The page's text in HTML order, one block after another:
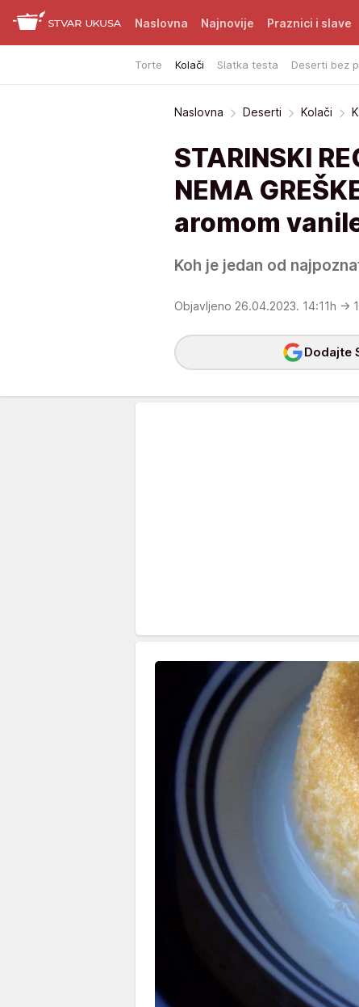
Naslovna Najnovije Praznici i slave
Torte Kolači Slatka testa Deserti bez
Naslovna Deserti Kolači
STARINSKI
NEMA
aromom
Koh je jedan od
Objavljeno 26.04.2023. 14:11h →
Dodajte